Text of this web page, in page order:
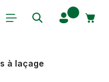
à laçage